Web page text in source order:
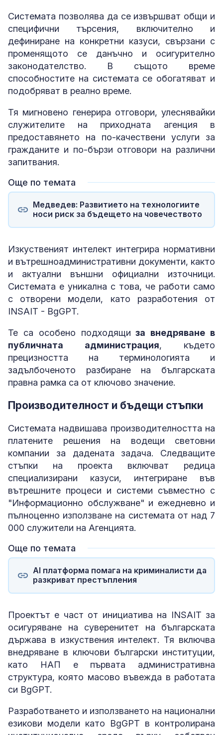
Системата позволява да се извършват общи и
специфични търсения, включително и
дефиниране на конкретни казуси, свързани с
променящото се данъчно и осигурително
законодателство. В същото време
способностите на системата се обогатяват и
подобряват в реално време.
Тя мигновено генерира отговори, улеснявайки
служителите на приходната агенция в
предоставянето на по-качествени услуги за
гражданите и по-бързи отговори на различни
запитвания.
Още по темата
Медведев: Развитието на технологиите
носи риск за бъдещето на човечеството
Изкуственият интелект интегрира нормативни
и вътрешноадминистративни документи, както
и актуални външни официални източници.
Системата е уникална с това, че работи само
с отворени модели, като разработения от
INSAIT - BgGPT.
Те са особено подходящи за внедряване в
публичната администрация, където
прецизността на терминологията и
задълбоченото разбиране на българската
правна рамка са от ключово значение.
Производителност и бъдещи стъпки
Системата надвишава производителността на
платените решения на водещи световни
компании за дадената задача. Следващите
стъпки на проекта включват редица
специализирани казуси, интегриране във
вътрешните процеси и системи съвместно с
"Информационно обслужване" и ежедневно и
пълноценно използване на системата от над 7
000 служители на Агенцията.
Още по темата
AI платформа помага на криминалисти да
разкриват престъпления
Проектът е част от инициатива на INSAIT за
осигуряване на суверенитет на българската
държава в изкуствения интелект. Тя включва
внедряване в ключови български институции,
като НАП е първата административна
структура, която масово въвежда в работата
си BgGPT.
Разработването и използването на национални
езикови модели като BgGPT в контролирана